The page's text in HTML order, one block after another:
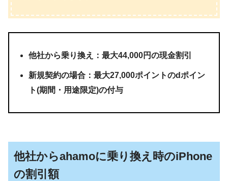
他社から乗り換え：最大44,000円の現金割引
新規契約の場合：最大27,000ポイントのdポイン
ト(期間・用途限定)の付与
他社からahamoに乗り換え時のiPhone
の割引額